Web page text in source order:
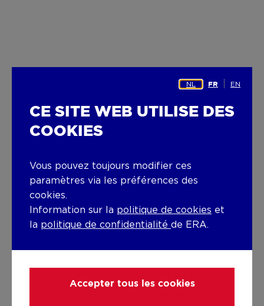
NL FR EN
CE SITE WEB UTILISE DES
COOKIES
Vous pouvez toujours modifier ces
paramètres via les préférences des
cookies.
Information sur la politique de cookies et
la politique de confidentialité de ERA.
Accepter tous les cookies